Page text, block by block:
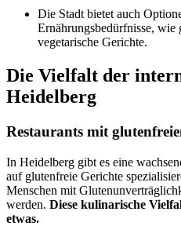
Die Stadt bietet auch
Ernährungsbedürfnisse, wie
vegetarische Gerichte.
Die Vielfalt der
Heidelberg
Restaurants mit
In Heidelberg gibt es eine
auf glutenfreie Gerichte
Menschen mit
werden. Diese kulinarische
etwas.